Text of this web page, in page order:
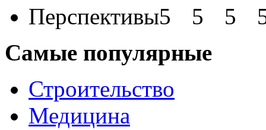
Перспективы
Самые популярные
Строительство
Медицина